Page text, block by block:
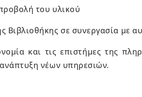
του υλικού
σε συνεργασία με
και τις επιστήμες της
ανάπτυξη νέων υπηρεσιών.